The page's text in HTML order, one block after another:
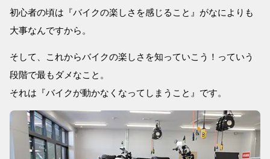
初心者の頃は『バイクの楽しさを感じること』がなによりも
大事なんですから。
そして、これからバイクの楽しさを知っていこう！っていう
段階で最もダメなこと。
それは『バイクが動かなくなってしまうこと』です。